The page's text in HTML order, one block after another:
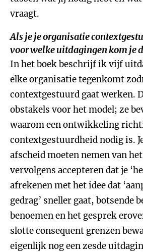
vraagt.
Als je je organisatie
voor welke uitdagingen kom je
In het boek beschrijf ik vijf
elke organisatie tegenkomt
contextgestuurd gaat werken.
obstakels voor het model; ze
waarom een ontwikkeling
contextgestuurdheid nodig is.
afscheid moeten nemen van
vervolgens accepteren dat je
afrekenen met het idee dat
gedrag’ sneller gaat, botsende
benoemen en het gesprek
slotte consequent grenzen
eigenlijk nog een zesde